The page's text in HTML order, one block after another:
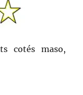
cotés maso,